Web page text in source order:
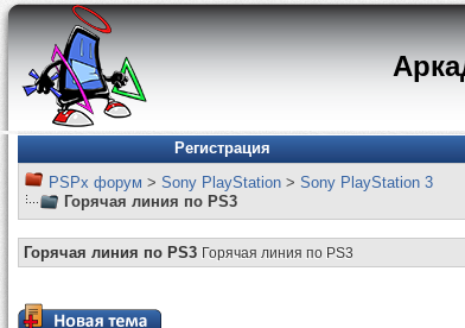
Регистрация
PSPx форум > Sony PlayStation > Sony PlayStation 3
Горячая линия по PS3
Горячая линия по PS3 Горячая линия по PS3